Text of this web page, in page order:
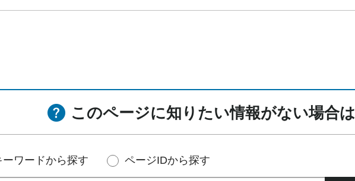
このページに知りたい情報がない場合は
ーワードから探す ページIDから探す